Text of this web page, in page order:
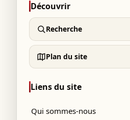
Découvrir
Recherche
Plan du site
Liens du site
Qui sommes-nous